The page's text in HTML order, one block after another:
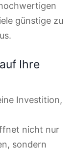
günstige zu
Ihre
Investition,
nicht nur
sondern